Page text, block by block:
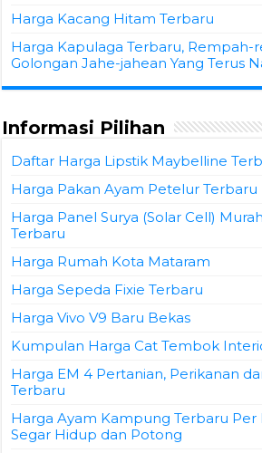
Harga Kacang Hitam Terbaru
Harga Kapulaga Terbaru, Rempah-
Golongan Jahe-jahean Yang Terus
Informasi Pilihan
Daftar Harga Lipstik Maybelline
Harga Pakan Ayam Petelur Terbaru
Harga Panel Surya (Solar Cell)
Terbaru
Harga Rumah Kota Mataram
Harga Sepeda Fixie Terbaru
Harga Vivo V9 Baru Bekas
Kumpulan Harga Cat Tembok
Harga EM 4 Pertanian, Perikanan
Terbaru
Harga Ayam Kampung Terbaru Per
Segar Hidup dan Potong